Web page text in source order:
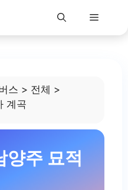
Menu
스 > 전체 >
계곡
양주 묘적